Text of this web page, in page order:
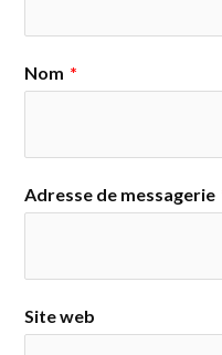
Nom *
Adresse de messagerie
Site web